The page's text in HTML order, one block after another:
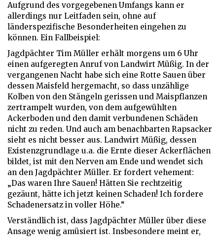
Aufgrund des vorgegebenen Umfangs kann er
allerdings nur Leitfaden sein, ohne auf
länderspezifische Besonderheiten eingehen zu
können. Ein Fallbeispiel:
Jagdpächter Tim Müller erhält morgens um 6 Uhr
einen aufgeregten Anruf von Landwirt Müßig. In der
vergangenen Nacht habe sich eine Rotte Sauen über
dessen Maisfeld hergemacht, so dass unzählige
Kolben von den Stängeln gerissen und Maispflanzen
zertrampelt wurden, von dem aufgewühlten
Ackerboden und den damit verbundenen Schäden
nicht zu reden. Und auch am benachbarten Rapsacker
sieht es nicht besser aus. Landwirt Müßig, dessen
Existenzgrundlage u.a. die Ernte dieser Ackerflächen
bildet, ist mit den Nerven am Ende und wendet sich
an den Jagdpächter Müller. Er fordert vehement:
„Das waren Ihre Sauen! Hätten Sie rechtzeitig
gezäunt, hätte ich jetzt keinen Schaden! Ich fordere
Schadenersatz in voller Höhe.“
Verständlich ist, dass Jagdpächter Müller über diese
Ansage wenig amüsiert ist. Insbesondere meint er,